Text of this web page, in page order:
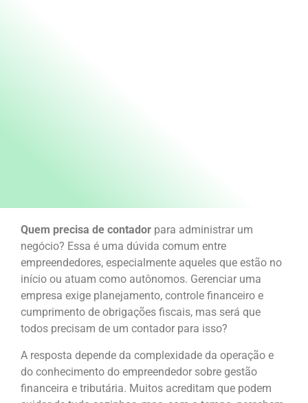
Quem precisa de contador para administrar um
negócio? Essa é uma dúvida comum entre
empreendedores, especialmente aqueles que estão no
início ou atuam como autônomos. Gerenciar uma
empresa exige planejamento, controle financeiro e
cumprimento de obrigações fiscais, mas será que
todos precisam de um contador para isso?
A resposta depende da complexidade da operação e
do conhecimento do empreendedor sobre gestão
financeira e tributária. Muitos acreditam que podem